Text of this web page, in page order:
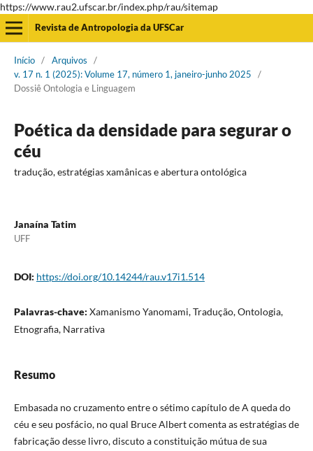
https://www.rau2.ufscar.br/index.php/rau/sitemap
Revista de Antropologia da UFSCar
Início / Arquivos
/
v. 17 n. 1 (2025): Volume 17, número 1, janeiro-junho 2025
/
Dossiê Ontologia e Linguagem
Poética da densidade para segurar o
céu
tradução, estratégias xamânicas e abertura ontológica
Janaína Tatim
UFF
DOI: https://doi.org/10.14244/rau.v17i1.514
Palavras-chave: Xamanismo Yanomami, Tradução, Ontologia,
Etnografia, Narrativa
Resumo
Embasada no cruzamento entre o sétimo capítulo de A queda do
céu e seu posfácio, no qual Bruce Albert comenta as estratégias de
fabricação desse livro, discuto a constituição mútua de sua